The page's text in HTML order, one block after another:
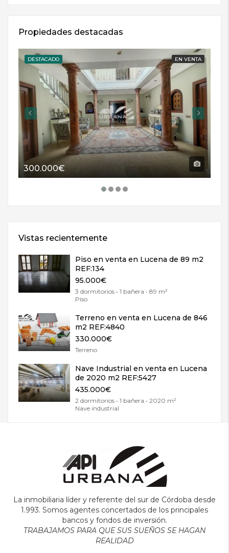
Propiedades destacadas
DESTACADO EN VENTA
300.000€
Vistas recientemente
Piso en venta en Lucena de 89 m2
REF:134
95.000€
3 dormitorios • 1 bañera • 89 m²
Piso
Terreno en venta en Lucena de 846
m2 REF:4840
330.000€
Terreno
Nave Industrial en venta en Lucena
de 2020 m2 REF:5427
435.000€
2 dormitorios • 1 bañera • 2020 m²
Nave industrial
La inmobiliaria líder y referente del sur de Córdoba desde
1.993. Somos agentes concertados de los principales
bancos y fondos de inversión.
TRABAJAMOS PARA QUE SUS SUEÑOS SE HAGAN
REALIDAD